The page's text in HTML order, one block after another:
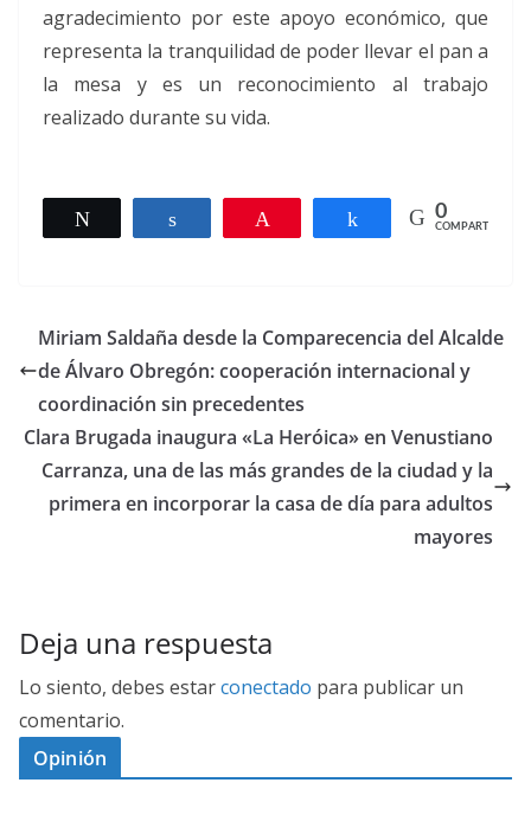
agradecimiento por este apoyo económico, que
representa la tranquilidad de poder llevar el pan a
la mesa y es un reconocimiento al trabajo
realizado durante su vida.
Compartir Compartir
0
COMPARTIR
Miriam Saldaña desde la Comparecencia del Alcalde
de Álvaro Obregón: cooperación internacional y
coordinación sin precedentes
Clara Brugada inaugura «La Heróica» en Venustiano
Carranza, una de las más grandes de la ciudad y la
primera en incorporar la casa de día para adultos
mayores
Deja una respuesta
Lo siento, debes estarconectado para publicar un
comentario.
Opinión